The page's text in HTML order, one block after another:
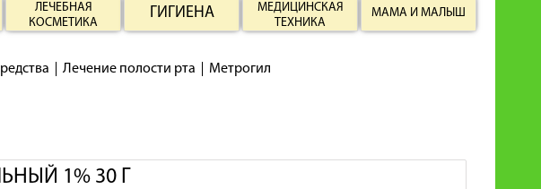
ЛЕЧЕБНАЯ
КОСМЕТИКА
ГИГИЕНА
МЕДИЦИНСКАЯ
ТЕХНИКА
МАМА И МАЛЫШ
Лечение полости рта Метрогил
1% 30 Г